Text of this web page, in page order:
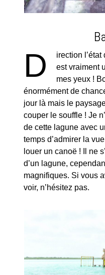
D
irection
est vraiment
mes yeux !
énormément de
jour là mais le
couper le souffle ! Je
de cette lagune avec
temps d’admirer la
louer un canoë ! Il ne
d’un lagune,
magnifiques. Si vous
voir, n’hésitez pas.